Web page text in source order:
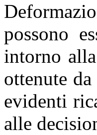
possono
intorno
ottenute
evidenti
alle